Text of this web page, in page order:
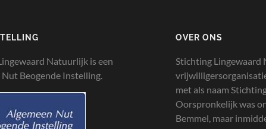
Natuurlijk is een
Beogende Instelling.
OVER ONS
Stichting Lingewaard
met als naam
Oorspronkelijk was
Bemmel, maar